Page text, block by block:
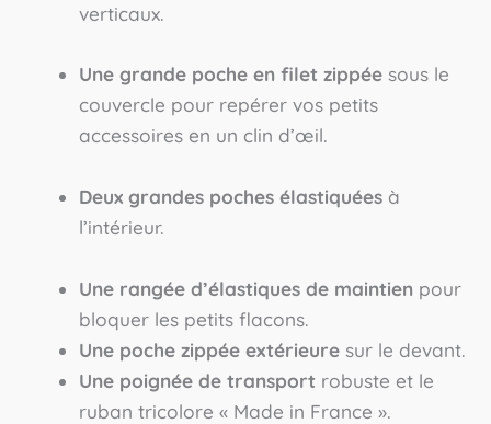
verticaux.
Une grande poche en filet zippéesous le
couvercle pour repérer vos petits
accessoires en un clin d’œil.
Deux grandes poches élastiquéesà
l’intérieur.
Une rangée d’élastiques de maintien pour
bloquer les petits flacons.
Une poche zippée extérieuresur le devant.
Une poignée de transport robuste et le
ruban tricolore « Made in France ».